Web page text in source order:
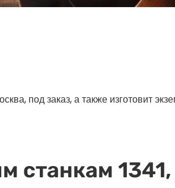
под заказ, а также изготовит
станкам 1341,